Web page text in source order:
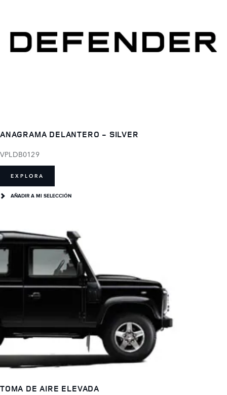
ANAGRAMA DELANTERO - SILVER
VPLDB0129
EXPLORA
AÑADIR A MI SELECCIÓN
TOMA DE AIRE ELEVADA